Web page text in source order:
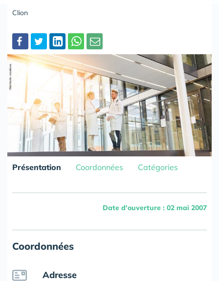
Clion
Partager
Présentation Coordonnées Catégories
Date d'ouverture : 02 mai 2007
Coordonnées
Adresse